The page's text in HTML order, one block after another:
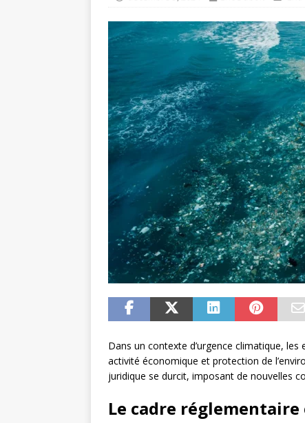
Dans un contexte d’urgence climatique,
activité économique et protection de
juridique se durcit, imposant de nouvelles
Le cadre